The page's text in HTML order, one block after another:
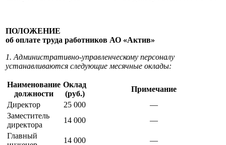
ПОЛОЖЕНИЕ
об оплате труда работников АО «Актив»
1. Административно-управленческому персоналу
устанавливаются следующие месячные оклады:
Наименование
должности
Оклад
(руб.)
Примечание
Директор
25 000
—
Заместитель
директора
14 000
—
Главный
14 000 —